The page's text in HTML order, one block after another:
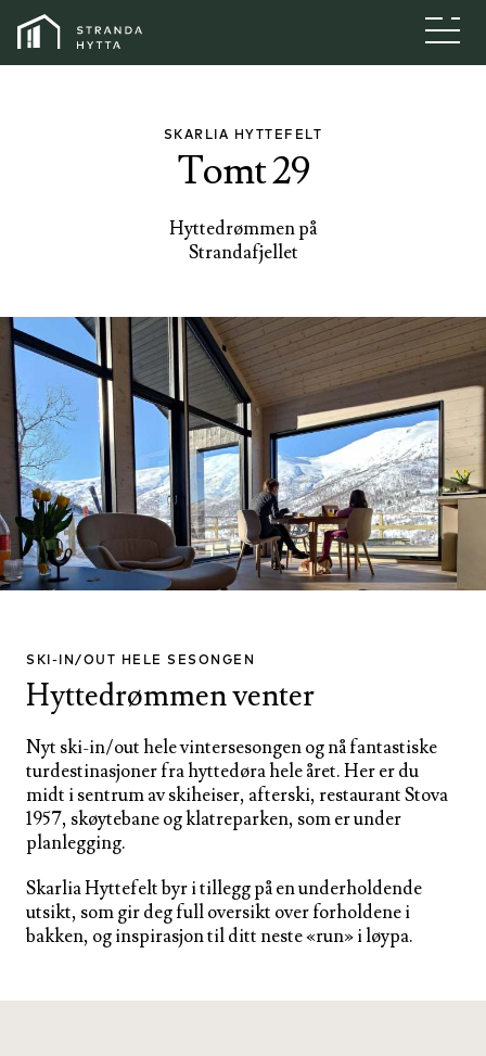
Strandahytta
SKARLIA HYTTEFELT
Tomt 29
Hyttedrømmen på
Strandafjellet
SKI-IN/OUT HELE SESONGEN
Hyttedrømmen venter
Nyt ski-in/out hele vintersesongen og nå fantastiske
turdestinasjoner fra hyttedøra hele året. Her er du
midt i sentrum av skiheiser, afterski, restaurant Stova
1957, skøytebane og klatreparken, som er under
planlegging.
Skarlia Hyttefelt byr i tillegg på en underholdende
utsikt, som gir deg full oversikt over forholdene i
bakken, og inspirasjon til ditt neste «run» i løypa.